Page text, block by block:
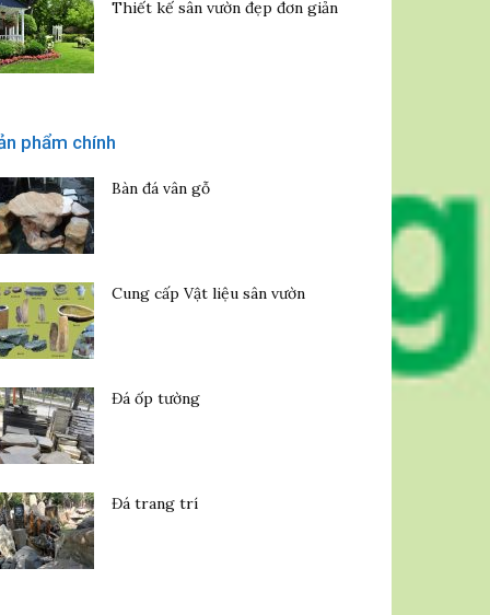
Thiết kế sân vườn đẹp đơn giản
phẩm chính
Bàn đá vân gỗ
Cung cấp Vật liệu sân vườn
Đá ốp tường
Đá trang trí